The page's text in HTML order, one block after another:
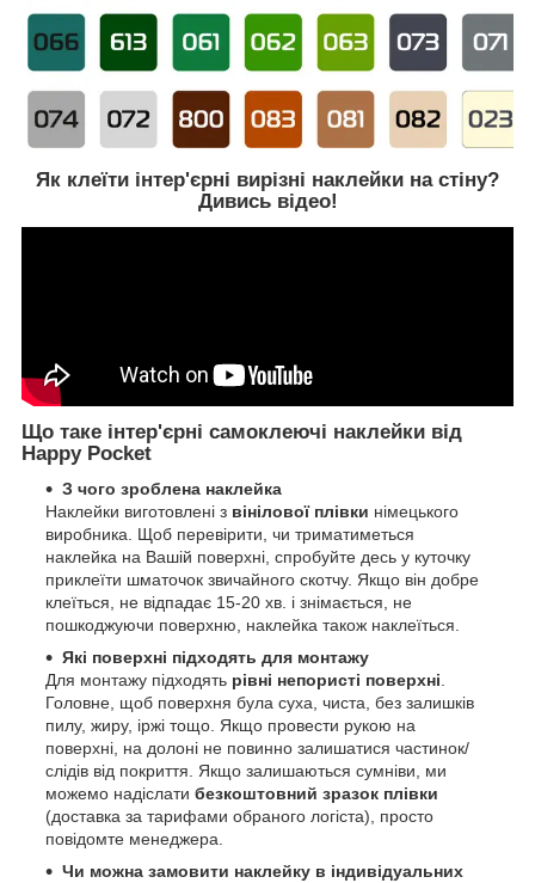
Як клеїти інтер'єрні вирізні наклейки на стіну?
Дивись відео!
Що таке інтер'єрні самоклеючі наклейки від
Happy Pocket
З чого зроблена наклейка
Наклейки виготовлені з вінілової плівки німецького
виробника. Щоб перевірити, чи триматиметься
наклейка на Вашій поверхні, спробуйте десь у куточку
приклеїти шматочок звичайного скотчу. Якщо він добре
клеїться, не відпадає 15-20 хв. і знімається, не
пошкоджуючи поверхню, наклейка також наклеїться.
Які поверхні підходять для монтажу
Для монтажу підходять рівні непористі поверхні.
Головне, щоб поверхня була суха, чиста, без залишків
пилу, жиру, іржі тощо. Якщо провести рукою на
поверхні, на долоні не повинно залишатися частинок/
слідів від покриття. Якщо залишаються сумніви, ми
можемо надіслати безкоштовний зразок плівки
(доставка за тарифами обраного логіста), просто
повідомте менеджера.
Чи можна замовити наклейку в індивідуальних